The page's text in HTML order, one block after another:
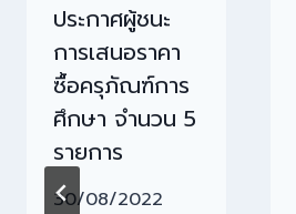
ประกาศผู้ชนะ
การเสนอราคา
ซื้อครุภัณฑ์การ
ศึกษา จำนวน 5
รายการ
30/08/2022